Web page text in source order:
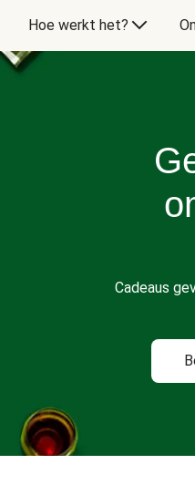
Hoe werkt het?
Cadeaus